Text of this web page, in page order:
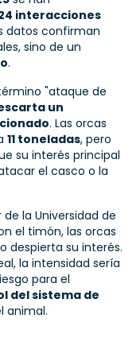
interacciones
datos confirman
sino de un
.
"ataque de
un
. Las orcas
11 toneladas, pero
su interés principal
el casco o la
de la Universidad de
el timón, las orcas
despierta su interés.
la intensidad sería
para el
del sistema de
animal.